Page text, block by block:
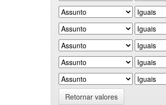
Retornar valores